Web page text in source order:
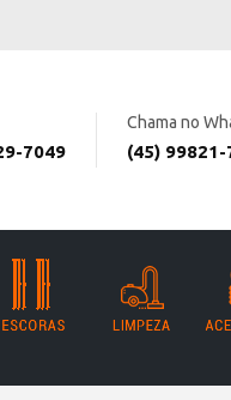
7049
Chama no
(45) 99821-